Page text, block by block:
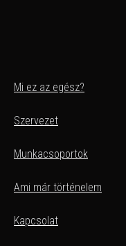
Mi ez az egész?
Szervezet
Munkacsoportok
Ami már történelem
Kapcsolat